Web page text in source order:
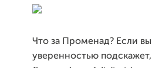
Что за Променад? Если
уверенностью